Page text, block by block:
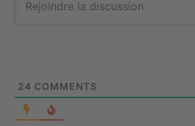
24 COMMENTS